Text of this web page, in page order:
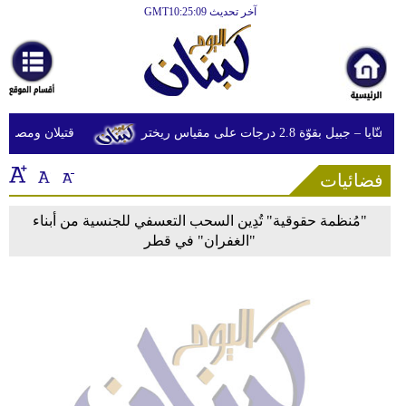
آخر تحديث GMT10:25:09
أخبارعاجلة
رياضة
ثقافة
إقتصاد
قتيلان ومصابون جراء 14 غارة إسرائيلية 2.8 درجات على مقياس ريختر
فضائيات
"مُنظمة حقوقية" تُدِين السحب التعسفي للجنسية من أبناء
"الغفران" في قطر